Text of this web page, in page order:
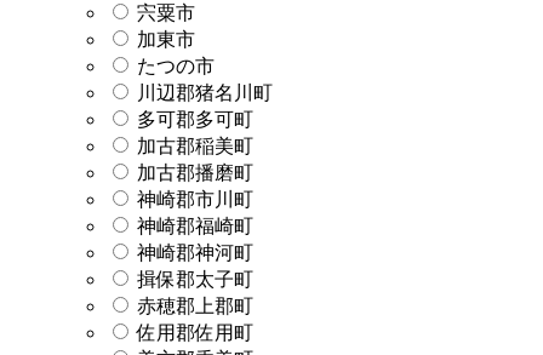
宍粟市
加東市
たつの市
川辺郡猪名川町
多可郡多可町
加古郡稲美町
加古郡播磨町
神崎郡市川町
神崎郡福崎町
神崎郡神河町
揖保郡太子町
赤穂郡上郡町
佐用郡佐用町